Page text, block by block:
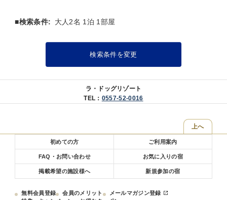
ース、コーヒーまたは紅茶になります。
当館は全室ご愛犬とのご宿泊が可能です。
トイレで用を足せない（マーキング含む）や家具などを損傷する可能
性のある愛犬をお連れの場合、飼い主さんの目が離れるタイミングは
大きさに関わらず全犬種1泊1頭につき3300円（税込）
【ワクチン接種証明書について】
当館ではワンちゃんが安心してご滞在いただけるようにペット保険に
加入させていただいております。
保険料は当館で負担させていただきますが、加入させていただくにあ
たり狂犬病ワクチンと混合ワクチン接種済証明書をお持ちくださいま
せ。
■検索条件: 大人2名 1泊 1部屋
検索条件を変更
ラ・ドッグリゾート
TEL： 0557-52-0016
上へ
初めての方 ご利用案内
FAQ・お問い合わせ お気に入りの宿
掲載希望の施設様へ 新規参加の宿
無料会員登録 会員のメリット
メールマガジン登録